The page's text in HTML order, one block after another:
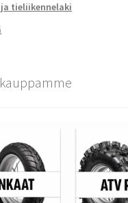
tieliikennelaki